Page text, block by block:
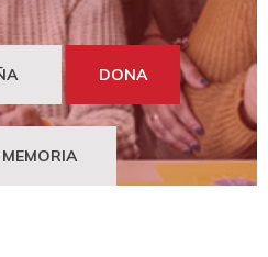
DONA
DONA